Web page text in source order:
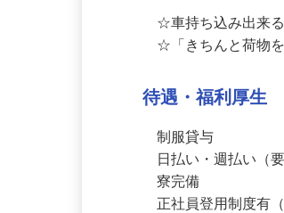
前職ドライバー・
☆「きちんと荷物
待遇・福利厚生
制服貸与
日払い・週払い（